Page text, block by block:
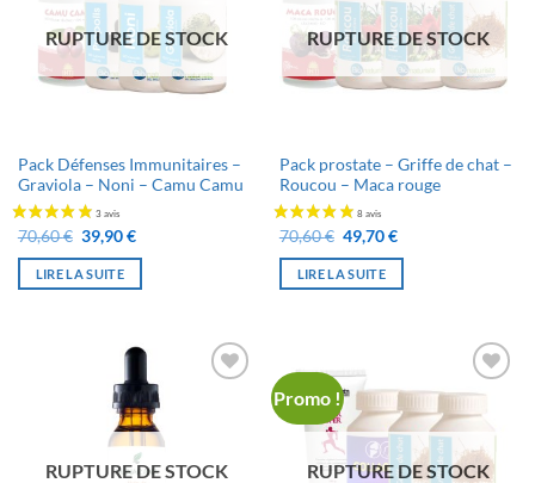
souhaits
RUPTURE DE STOCK
Pack Défenses Immunitaires –
Graviola – Noni – Camu Camu
70,60€ Le
prix
initial
était :
39,90€Le
actuel
LIRE LA SUITE
souhaits
RUPTURE DE STOCK
Pack prostate – Griffe de chat –
Roucou – Maca rouge
70,60€ Le
prix
initial
était :
49,70€Le
actuel
LIRE LA SUITE
RUPTURE DE STOCK
Promo !
Ajouter
à la liste
RUPTURE DE STOCK